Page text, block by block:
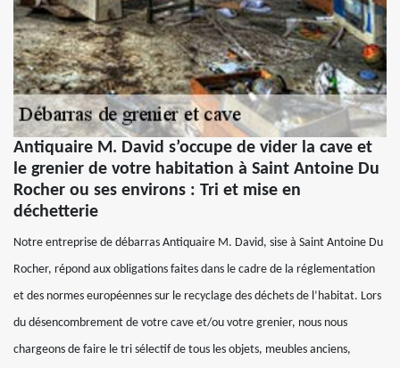
Antiquaire M. David s’occupe de vider la cave et
le grenier de votre habitation à Saint Antoine Du
Rocher ou ses environs : Tri et mise en
déchetterie
Notre entreprise de débarras Antiquaire M. David, sise à Saint Antoine Du
Rocher, répond aux obligations faites dans le cadre de la réglementation
et des normes européennes sur le recyclage des déchets de l’habitat. Lors
du désencombrement de votre cave et/ou votre grenier, nous nous
chargeons de faire le tri sélectif de tous les objets, meubles anciens,